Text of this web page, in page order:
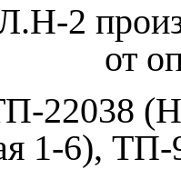
2
от
22038
1-6),